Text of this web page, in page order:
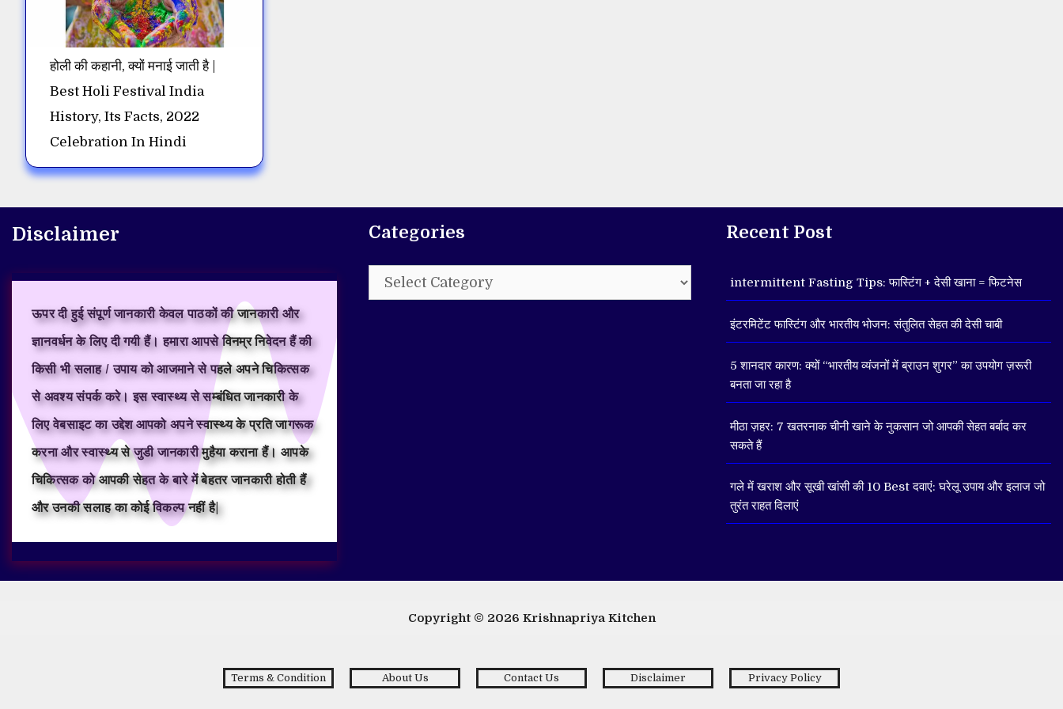
होली की कहानी, क्यों मनाई जाती है |
Best Holi Festival India
History, Its Facts, 2022
Celebration In Hindi
Disclaimer
ऊपर दी हुई संपूर्ण जानकारी केवल पाठकों की जानकारी और
ज्ञानवर्धन के लिए दी गयी हैं। हमारा आपसे विनम्र निवेदन हैं की
किसी भी सलाह / उपाय को आजमाने से पहले अपने चिकित्सक
से अवश्य संपर्क करे। इस स्वास्थ्य से सम्बंधित जानकारी के
लिए वेबसाइट का उद्देश आपको अपने स्वास्थ्य के प्रति जागरूक
करना और स्वास्थ्य से जुडी जानकारी मुहैया कराना हैं। आपके
चिकित्सक को आपकी सेहत के बारे में बेहतर जानकारी होती हैं
और उनकी सलाह का कोई विकल्प नहीं है|
Categories
Categories
Recent Post
intermittent Fasting Tips: फास्टिंग + देसी खाना = फिटनेस
इंटरमिटेंट फास्टिंग और भारतीय भोजन: संतुलित सेहत की देसी चाबी
5 शानदार कारण: क्यों “भारतीय व्यंजनों में ब्राउन शुगर” का उपयोग ज़रूरी
बनता जा रहा है
मीठा ज़हर: 7 खतरनाक चीनी खाने के नुकसान जो आपकी सेहत बर्बाद कर
सकते हैं
गले में खराश और सूखी खांसी की 10 Best दवाएं: घरेलू उपाय और इलाज जो
तुरंत राहत दिलाएं
Copyright © 2026 Krishnapriya Kitchen
Terms & Condition About Us Contact Us Disclaimer Privacy Policy